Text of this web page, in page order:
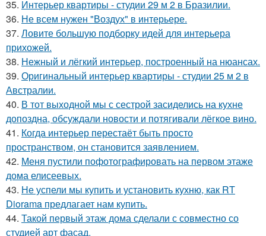
35. Интерьер квартиры - студии 29 м 2 в Бразилии.
36. Не всем нужен "Воздух" в интерьере.
37. Ловите большую подборку идей для интерьера
прихожей.
38. Нежный и лёгкий интерьер, построенный на нюансах.
39. Оригинальный интерьер квартиры - студии 25 м 2 в
Австралии.
40. В тот выходной мы с сестрой засиделись на кухне
допоздна, обсуждали новости и потягивали лёгкое вино.
41. Когда интерьер перестаёт быть просто
пространством, он становится заявлением.
42. Меня пустили пофотографировать на первом этаже
дома елисеевых.
43. Не успели мы купить и установить кухню, как RT
Diorama предлагает нам купить.
44. Такой первый этаж дома сделали с совместно со
студией арт фасад.